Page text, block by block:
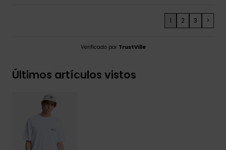
1 2 3 >
Verificado por TrustVille
Últimos artículos vistos